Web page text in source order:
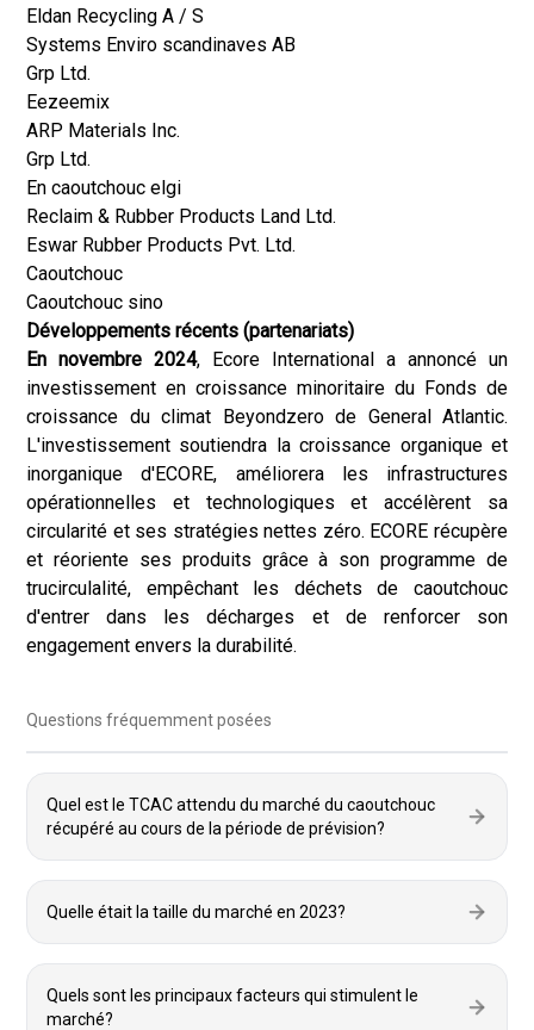
Eldan Recycling A / S
Systems Enviro scandinaves AB
Grp Ltd.
Eezeemix
ARP Materials Inc.
Grp Ltd.
En caoutchouc elgi
Reclaim & Rubber Products Land Ltd.
Eswar Rubber Products Pvt. Ltd.
Caoutchouc
Caoutchouc sino
Développements récents (partenariats)
En novembre 2024, Ecore International a annoncé un
investissement en croissance minoritaire du Fonds de
croissance du climat Beyondzero de General Atlantic.
L'investissement soutiendra la croissance organique et
inorganique d'ECORE, améliorera les infrastructures
opérationnelles et technologiques et accélèrent sa
circularité et ses stratégies nettes zéro. ECORE récupère
et réoriente ses produits grâce à son programme de
trucirculalité, empêchant les déchets de caoutchouc
d'entrer dans les décharges et de renforcer son
engagement envers la durabilité.
Questions fréquemment posées
Quel est le TCAC attendu du marché du caoutchouc
récupéré au cours de la période de prévision?
Quelle était la taille du marché en 2023?
Quels sont les principaux facteurs qui stimulent le
marché?